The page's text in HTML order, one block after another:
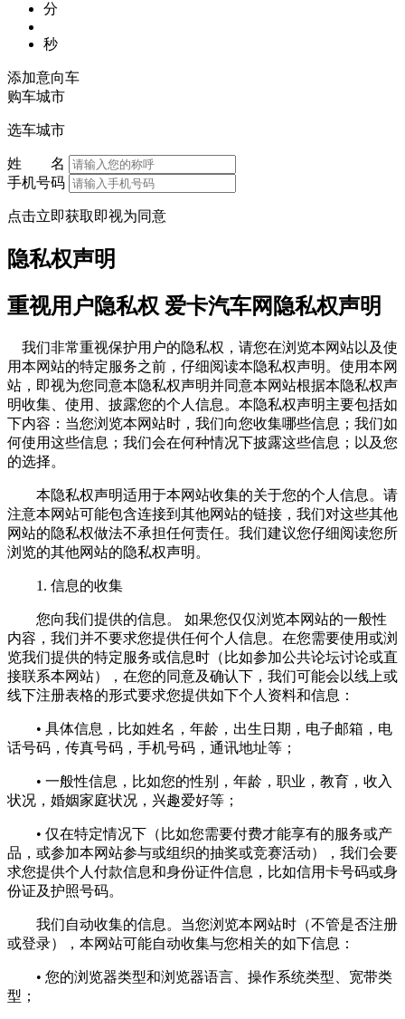
分
秒
添加意向车
购车城市
选车城市
姓 名
手机号码
点击立即获取即视为同意
隐私权声明
重视用户隐私权 爱卡汽车网隐私权声明
我们非常重视保护用户的隐私权，请您在浏览本网站以及使
用本网站的特定服务之前，仔细阅读本隐私权声明。使用本网
站，即视为您同意本隐私权声明并同意本网站根据本隐私权声
明收集、使用、披露您的个人信息。本隐私权声明主要包括如
下内容：当您浏览本网站时，我们向您收集哪些信息；我们如
何使用这些信息；我们会在何种情况下披露这些信息；以及您
的选择。
本隐私权声明适用于本网站收集的关于您的个人信息。请
注意本网站可能包含连接到其他网站的链接，我们对这些其他
网站的隐私权做法不承担任何责任。我们建议您仔细阅读您所
浏览的其他网站的隐私权声明。
1. 信息的收集
您向我们提供的信息。 如果您仅仅浏览本网站的一般性
内容，我们并不要求您提供任何个人信息。在您需要使用或浏
览我们提供的特定服务或信息时（比如参加公共论坛讨论或直
接联系本网站），在您的同意及确认下，我们可能会以线上或
线下注册表格的形式要求您提供如下个人资料和信息：
• 具体信息，比如姓名，年龄，出生日期，电子邮箱，电
话号码，传真号码，手机号码，通讯地址等；
• 一般性信息，比如您的性别，年龄，职业，教育，收入
状况，婚姻家庭状况，兴趣爱好等；
• 仅在特定情况下（比如您需要付费才能享有的服务或产
品，或参加本网站参与或组织的抽奖或竞赛活动），我们会要
求您提供个人付款信息和身份证件信息，比如信用卡号码或身
份证及护照号码。
我们自动收集的信息。当您浏览本网站时（不管是否注册
或登录），本网站可能自动收集与您相关的如下信息：
• 您的浏览器类型和浏览器语言、操作系统类型、宽带类
型；